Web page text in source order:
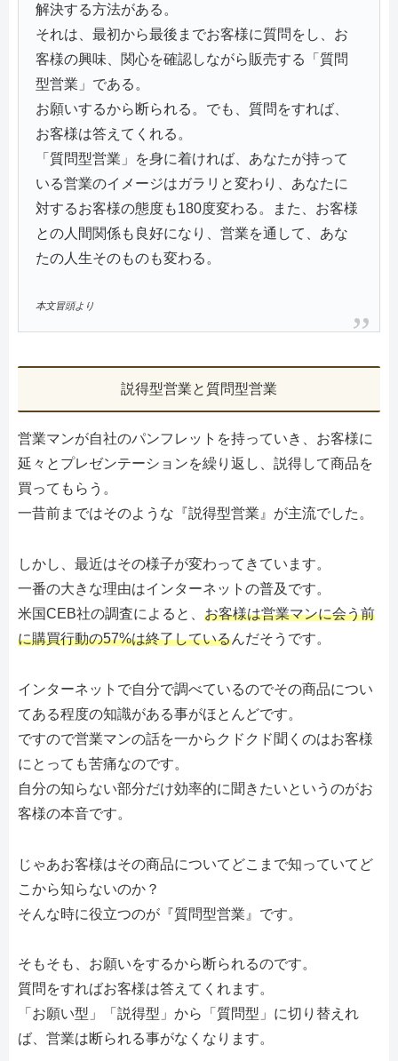
解決する方法がある。
それは、最初から最後までお客様に質問をし、お
客様の興味、関心を確認しながら販売する「質問
型営業」である。
お願いするから断られる。でも、質問をすれば、
お客様は答えてくれる。
「質問型営業」を身に着ければ、あなたが持って
いる営業のイメージはガラリと変わり、あなたに
対するお客様の態度も180度変わる。また、お客様
との人間関係も良好になり、営業を通して、あな
たの人生そのものも変わる。
本文冒頭より
説得型営業と質問型営業
営業マンが自社のパンフレットを持っていき、お客様に
延々とプレゼンテーションを繰り返し、説得して商品を
買ってもらう。
一昔前まではそのような『説得型営業』が主流でした。
しかし、最近はその様子が変わってきています。
一番の大きな理由はインターネットの普及です。
米国CEB社の調査によると、 お客様は営業マンに会う前
に購買行動の57%は終了しているんだそうです。
インターネットで自分で調べているのでその商品につい
てある程度の知識がある事がほとんどです。
ですので営業マンの話を一からクドクド聞くのはお客様
にとっても苦痛なのです。
自分の知らない部分だけ効率的に聞きたいというのがお
客様の本音です。
じゃあお客様はその商品についてどこまで知っていてど
こから知らないのか？
そんな時に役立つのが『質問型営業』です。
そもそも、お願いをするから断られるのです。
質問をすればお客様は答えてくれます。
「お願い型」「説得型」から「質問型」に切り替えれ
ば、営業は断られる事がなくなります。